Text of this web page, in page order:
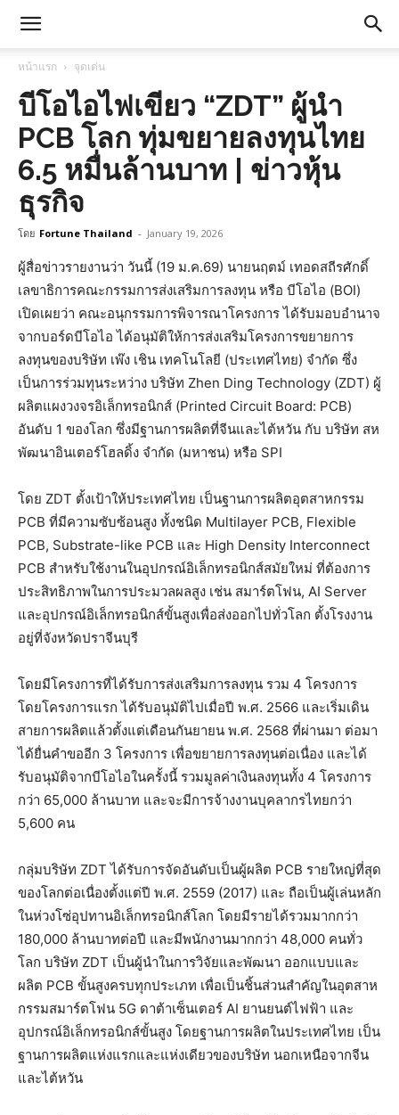
หน้าแรก จุดเด่น
บีโอไอไฟเขียว “ZDT” ผู้นำ
PCB โลก ทุ่มขยายลงทุนไทย
6.5 หมื่นล้านบาท | ข่าวหุ้น
ธุรกิจ
โดย Fortune Thailand - January 19, 2026
ผู้สื่อข่าวรายงานว่า วันนี้ (19 ม.ค.69) นายนฤตม์ เทอดสถีรศักดิ์
เลขาธิการคณะกรรมการส่งเสริมการลงทุน หรือ บีโอไอ (BOI)
เปิดเผยว่า คณะอนุกรรมการพิจารณาโครงการ ได้รับมอบอำนาจ
จากบอร์ดบีโอไอ ได้อนุมัติให้การส่งเสริมโครงการขยายการ
ลงทุนของบริษัท เพ๊ง เชิน เทคโนโลยี (ประเทศไทย) จำกัด ซึ่ง
เป็นการร่วมทุนระหว่าง บริษัท Zhen Ding Technology (ZDT) ผู้
ผลิตแผงวงจรอิเล็กทรอนิกส์ (Printed Circuit Board: PCB)
อันดับ 1 ของโลก ซึ่งมีฐานการผลิตที่จีนและไต้หวัน กับ บริษัท สห
พัฒนาอินเตอร์โฮลดิ้ง จำกัด (มหาชน) หรือ SPI
โดย ZDT ตั้งเป้าให้ประเทศไทย เป็นฐานการผลิตอุตสาหกรรม
PCB ที่มีความซับซ้อนสูง ทั้งชนิด Multilayer PCB, Flexible
PCB, Substrate-like PCB และ High Density Interconnect
PCB สำหรับใช้งานในอุปกรณ์อิเล็กทรอนิกส์สมัยใหม่ ที่ต้องการ
ประสิทธิภาพในการประมวลผลสูง เช่น สมาร์ตโฟน, AI Server
และอุปกรณ์อิเล็กทรอนิกส์ขั้นสูงเพื่อส่งออกไปทั่วโลก ตั้งโรงงาน
อยู่ที่จังหวัดปราจีนบุรี
โดยมีโครงการที่ได้รับการส่งเสริมการลงทุน รวม 4 โครงการ
โดยโครงการแรก ได้รับอนุมัติไปเมื่อปี พ.ศ. 2566 และเริ่มเดิน
สายการผลิตแล้วตั้งแต่เดือนกันยายน พ.ศ. 2568 ที่ผ่านมา ต่อมา
ได้ยื่นคำขออีก 3 โครงการ เพื่อขยายการลงทุนต่อเนื่อง และได้
รับอนุมัติจากบีโอไอในครั้งนี้ รวมมูลค่าเงินลงทุนทั้ง 4 โครงการ
กว่า 65,000 ล้านบาท และจะมีการจ้างงานบุคลากรไทยกว่า
5,600 คน
กลุ่มบริษัท ZDT ได้รับการจัดอันดับเป็นผู้ผลิต PCB รายใหญ่ที่สุด
ของโลกต่อเนื่องตั้งแต่ปี พ.ศ. 2559 (2017) และ ถือเป็นผู้เล่นหลัก
ในห่วงโซ่อุปทานอิเล็กทรอนิกส์โลก โดยมีรายได้รวมมากกว่า
180,000 ล้านบาทต่อปี และมีพนักงานมากกว่า 48,000 คนทั่ว
โลก บริษัท ZDT เป็นผู้นำในการวิจัยและพัฒนา ออกแบบและ
ผลิต PCB ขั้นสูงครบทุกประเภท เพื่อเป็นชิ้นส่วนสำคัญในอุตสาห
กรรมสมาร์ตโฟน 5G ดาต้าเซ็นเตอร์ AI ยานยนต์ไฟฟ้า และ
อุปกรณ์อิเล็กทรอนิกส์ขั้นสูง โดยฐานการผลิตในประเทศไทย เป็น
ฐานการผลิตแห่งแรกและแห่งเดียวของบริษัท นอกเหนือจากจีน
และไต้หวัน